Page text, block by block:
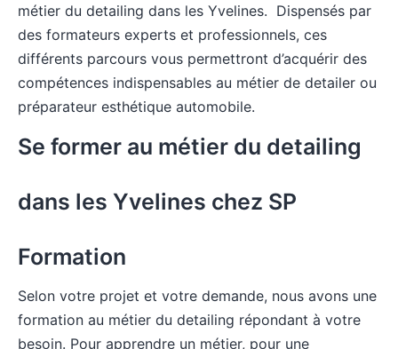
métier du detailing dans les Yvelines. Dispensés par
des formateurs experts et professionnels, ces
différents parcours vous permettront d’acquérir des
compétences indispensables au métier de detailer ou
préparateur esthétique automobile.
Se former au métier du detailing
dans les Yvelines chez SP
Formation
Selon votre projet et votre demande, nous avons une
formation au métier du detailing répondant à votre
besoin. Pour apprendre un métier, pour une